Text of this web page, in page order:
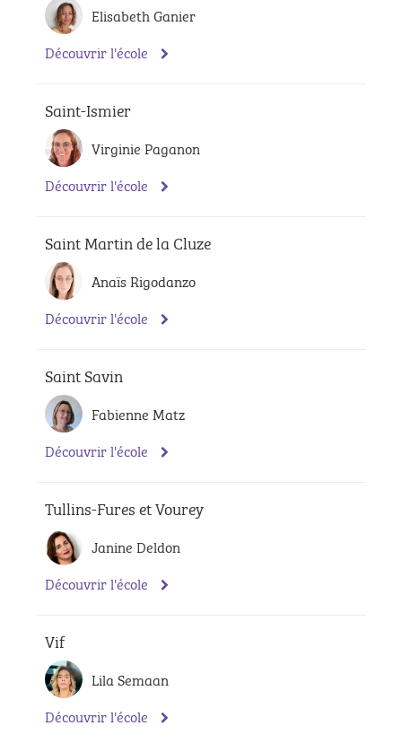
Elisabeth Ganier
Découvrir l'école
Saint-Ismier
Virginie Paganon
Découvrir l'école
Saint Martin de la Cluze
Anaïs Rigodanzo
Découvrir l'école
Saint Savin
Fabienne Matz
Découvrir l'école
Tullins-Fures et Vourey
Janine Deldon
Découvrir l'école
Vif
Lila Semaan
Découvrir l'école